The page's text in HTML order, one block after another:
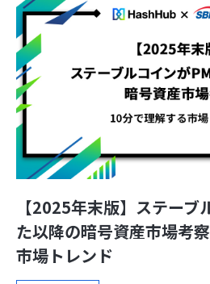
【2025年末版】ステー
た以降の暗号資産市場考
市場トレンド